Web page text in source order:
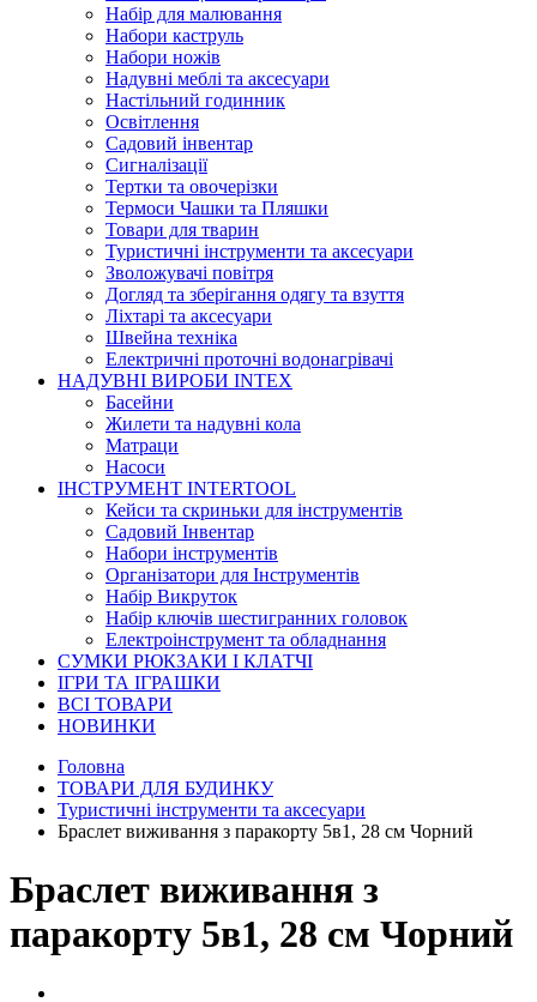
Набір для малювання
Набори каструль
Набори ножів
Надувні меблі та аксесуари
Настільний годинник
Освітлення
Садовий інвентар
Сигналізації
Тертки та овочерізки
Термоси Чашки та Пляшки
Товари для тварин
Туристичні інструменти та аксесуари
Зволожувачі повітря
Догляд та зберігання одягу та взуття
Ліхтарі та аксесуари
Швейна техніка
Електричні проточні водонагрівачі
НАДУВНІ ВИРОБИ INTEX
Басейни
Жилети та надувні кола
Матраци
Насоси
ІНСТРУМЕНТ INTERTOOL
Кейси та скриньки для інструментів
Садовий Інвентар
Набори інструментів
Організатори для Інструментів
Набір Викруток
Набір ключів шестигранних головок
Електроінструмент та обладнання
СУМКИ РЮКЗАКИ І КЛАТЧІ
ІГРИ ТА ІГРАШКИ
ВСІ ТОВАРИ
НОВИНКИ
Головна
ТОВАРИ ДЛЯ БУДИНКУ
Туристичні інструменти та аксесуари
Браслет виживання з паракорту 5в1, 28 см Чорний
Браслет виживання з
паракорту 5в1, 28 см Чорний